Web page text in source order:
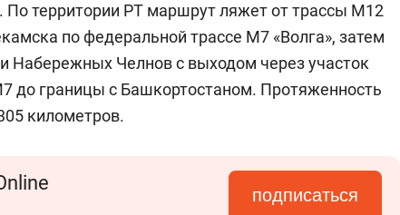
По территории РТ маршрут ляжет от трассы М12
по федеральной трассе М7 «Волга», затем
Набережных Челнов с выходом через участок
до границы с Башкортостаном. Протяженность
километров.
подписаться